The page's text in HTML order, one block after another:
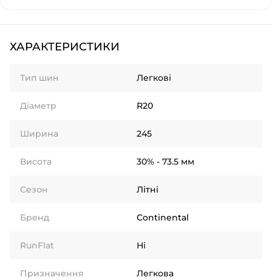
ХАРАКТЕРИСТИКИ
Тип шин Легкові
Діаметр R20
Ширина 245
Висота 30% - 73.5 мм
Сезон Літні
Бренд Continental
RunFlat Ні
Призначення Легкова